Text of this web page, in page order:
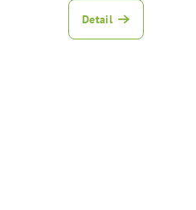
Detail